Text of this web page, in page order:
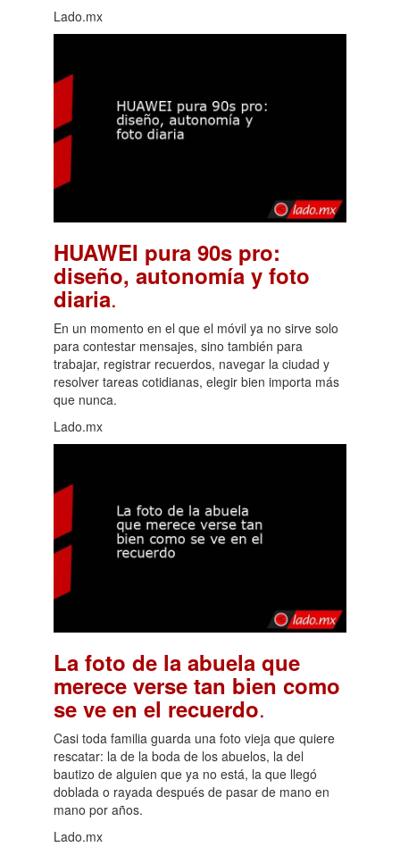
Lado.mx
HUAWEI pura 90s pro:
diseño, autonomía y foto
diaria.
En un momento en el que el móvil ya no sirve solo
para contestar mensajes, sino también para
trabajar, registrar recuerdos, navegar la ciudad y
resolver tareas cotidianas, elegir bien importa más
que nunca.
Lado.mx
La foto de la abuela que
merece verse tan bien como
se ve en el recuerdo.
Casi toda familia guarda una foto vieja que quiere
rescatar: la de la boda de los abuelos, la del
bautizo de alguien que ya no está, la que llegó
doblada o rayada después de pasar de mano en
mano por años.
Lado.mx